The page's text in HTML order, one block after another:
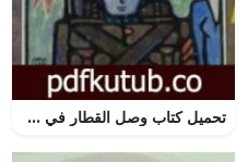
تحميل كتاب وصل القطار في موعده PDF تأليف هاينريش بول مجانا [كامل]